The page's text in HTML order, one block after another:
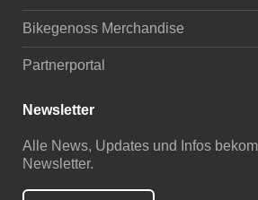
Bikegenoss Merchandise
Partnerportal
Newsletter
Alle News, Updates und Infos
Newsletter.